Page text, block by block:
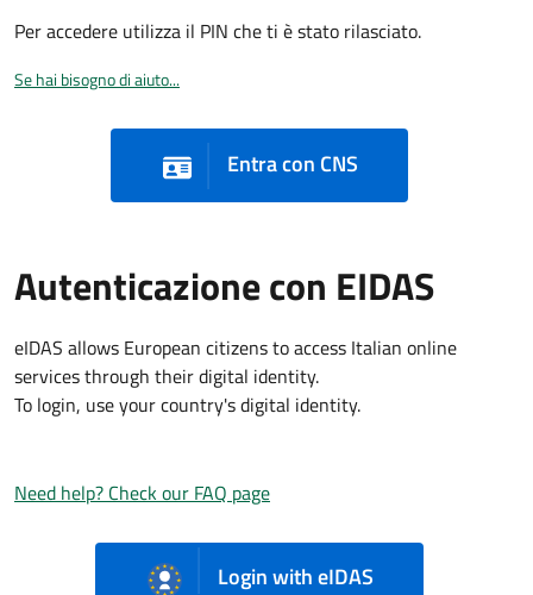
Per accedere utilizza il PIN che ti è stato rilasciato.
Se hai bisogno di aiuto...
Entra con CNS
Autenticazione con EIDAS
eIDAS allows European citizens to access Italian online
services through their digital identity.
To login, use your country's digital identity.
Need help? Check our FAQ page
Login with eIDAS